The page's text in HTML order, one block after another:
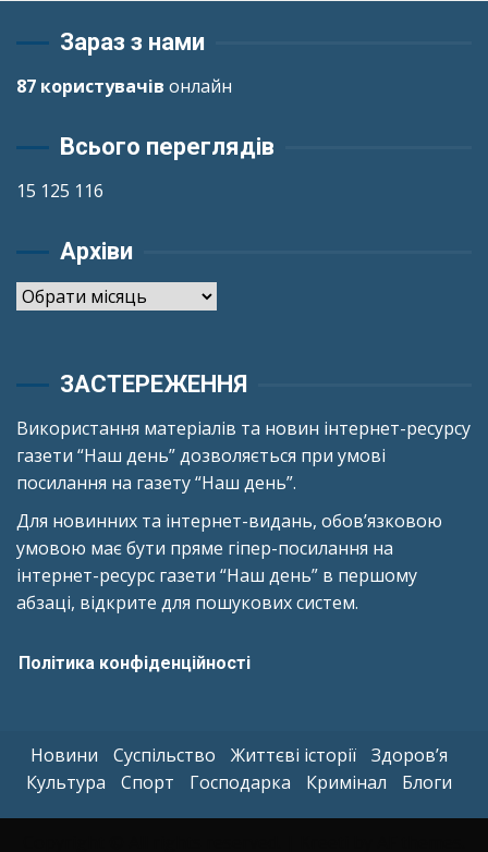
Зараз з нами
87 користувачів онлайн
Всього переглядів
15 125 116
Архіви
Архіви
ЗАСТЕРЕЖЕННЯ
Використання матеріалів та новин інтернет-ресурсу
газети “Наш день” дозволяється при умові
посилання на газету “Наш день”.
Для новинних та інтернет-видань, обов’язковою
умовою має бути пряме гіпер-посилання на
інтернет-ресурс газети “Наш день” в першому
абзаці, відкрите для пошукових систем.
Політика конфіденційності
Новини Суспільство Життєві історії
Здоров’я
Культура
Спорт Господарка Кримінал Блоги